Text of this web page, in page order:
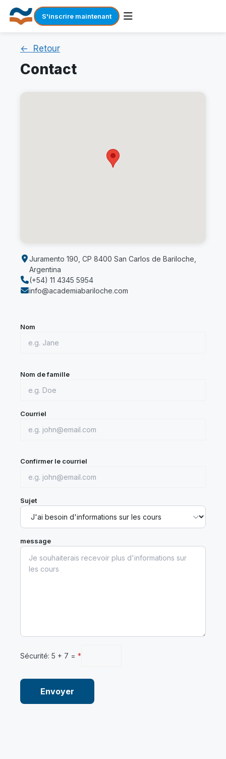
S'inscrire maintenant
content
← Retour
Contact
Nom
Nom de famille
Courriel
Confirmer le courriel
Sujet
message
Sécurité: 5 + 7 = *
Envoyer
Juramento 190, CP 8400 San Carlos de Bariloche,
Argentina
(+54) 11 4345 5954
info@academiabariloche.com